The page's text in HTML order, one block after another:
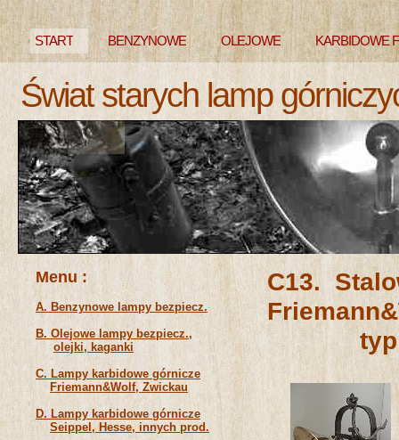
START BENZYNOWE OLEJOWE KARBIDOWE
Świat starych lamp
C13.
typ
Menu :
A. Benzynowe lampy bezpiecz.
B. Olejowe lampy bezpiecz.,
olejki, kaganki
C. Lampy karbidowe górnicze
Friemann&Wolf, Zwickau
D. Lampy karbidowe górnicze
Seippel, Hesse, innych prod.